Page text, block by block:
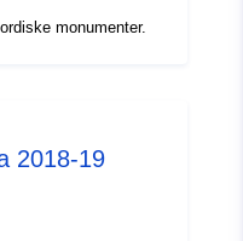
956b-b15367548388
monumenter.
2018-19